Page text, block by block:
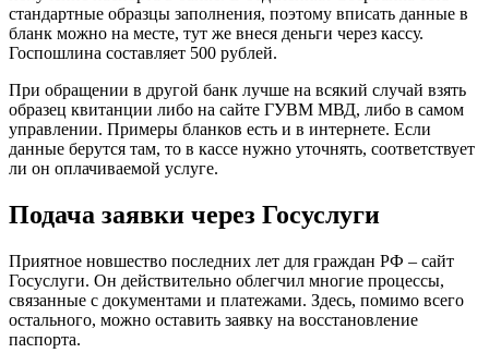
стандартные образцы заполнения, поэтому вписать данные в
бланк можно на месте, тут же внеся деньги через кассу.
Госпошлина составляет 500 рублей.
При обращении в другой банк лучше на всякий случай взять
образец квитанции либо на сайте ГУВМ МВД, либо в самом
управлении. Примеры бланков есть и в интернете. Если
данные берутся там, то в кассе нужно уточнять, соответствует
ли он оплачиваемой услуге.
Подача заявки через Госуслуги
Приятное новшество последних лет для граждан РФ – сайт
Госуслуги. Он действительно облегчил многие процессы,
связанные с документами и платежами. Здесь, помимо всего
остального, можно оставить заявку на восстановление
паспорта.